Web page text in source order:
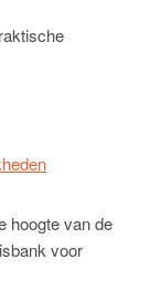
hoogte van de
voor